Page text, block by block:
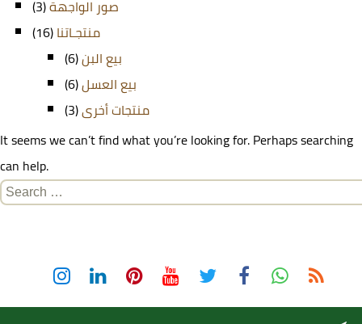
صور الواجهة(3)
منتجـاتنا(16)
بيع البن(6)
بيع العسل(6)
منتجات أخرى(3)
It seems we can’t find what you’re looking for. Perhaps searching
can help.
Search